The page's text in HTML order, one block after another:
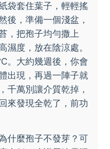
袋套住葉子，輕輕搖
後，準備一個淺盆，
，把孢子均勻撒上
濕度，放在陰涼處。
。大約幾週後，你會
出現，再過一陣子就
千萬別讓介質乾掉，
來發現全乾了，前功
什麼孢子不發芽？可